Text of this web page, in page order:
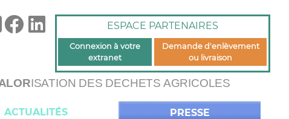
ESPACE PARTENAIRES
Connexion à votre
extranet
Demande d'enlèvement
ou livraison
ISATION DES DECHETS AGRICOLES
ACTUALITÉS PRESSE